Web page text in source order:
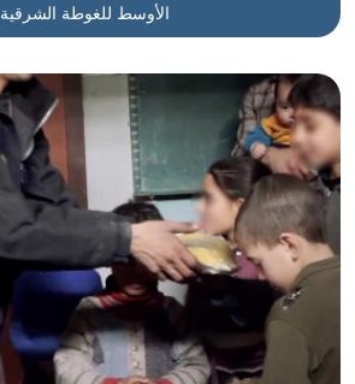
الأوسط للغوطة الشرقية